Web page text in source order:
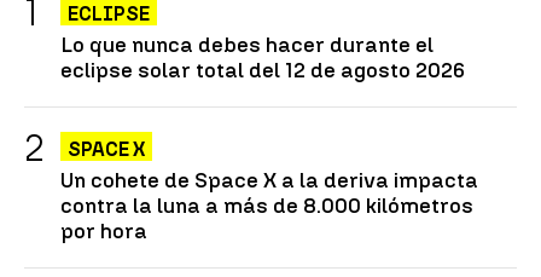
ECLIPSE
Lo que nunca debes hacer durante el
eclipse solar total del 12 de agosto 2026
SPACE X
Un cohete de Space X a la deriva impacta
contra la luna a más de 8.000 kilómetros
por hora